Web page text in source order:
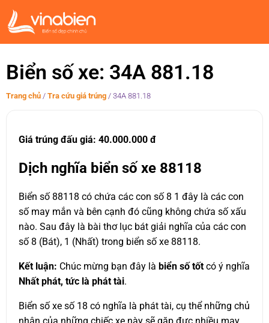
Biển số xe: 34A 881.18
Trang chủ / Tra cứu giá trúng / 34A 881.18
Giá trúng đấu giá: 40.000.000 đ
Dịch nghĩa biển số xe 88118
Biển số 88118 có chứa các con số 8 1 đây là các con
số may mắn và bên cạnh đó cũng không chứa số xấu
nào. Sau đây là bài thơ lục bát giải nghĩa của các con
số 8 (Bát), 1 (Nhất) trong biển số xe 88118.
Kết luận: Chúc mừng bạn đây là biển số tốt có ý nghĩa
Nhất phát, tức là phát tài.
Biển số xe số 18 có nghĩa là phát tài, cụ thể những chủ